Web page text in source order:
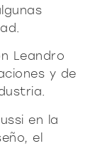
Leandro
y de
en la
el